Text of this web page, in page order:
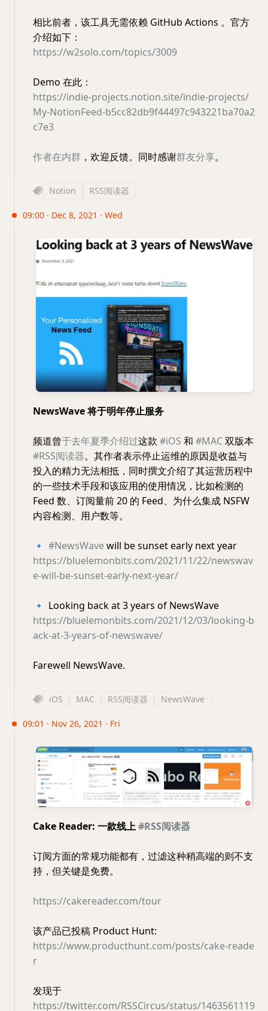
相比前者，该工具无需依赖 GitHub Actions 。官方
介绍如下：
https://w2solo.com/topics/3009
Demo 在此：
https://indie-projects.notion.site/indie-projects/
My-NotionFeed-b5cc82db9f44497c943221ba70a2
c7e3
作者在内群 ，欢迎反馈。同时感谢群友分享。
Notion RSS阅读器
09:00 · Dec 8, 2021 · Wed
NewsWave 将于明年停止服务
频道曾于去年夏季介绍过这款 #iOS 和 #MAC双版本
#RSS阅读器。其作者表示停止运维的原因是收益与
投入的精力无法相抵，同时撰文介绍了其运营历程中
的一些技术手段和该应用的使用情况，比如检测的
Feed 数、订阅量前 20 的 Feed、为什么集成 NSFW
内容检测、用户数等。
🔹 #NewsWavewill be sunset early next year
https://bluelemonbits.com/2021/11/22/newswav
e-will-be-sunset-early-next-year/
🔹
Looking back at 3 years of NewsWave
https://bluelemonbits.com/2021/12/03/looking-b
ack-at-3-years-of-newswave/
Farewell NewsWave.
iOS MAC RSS阅读器 NewsWave
09:01 · Nov 26, 2021 · Fri
Cake Reader: 一款线上#RSS阅读器
订阅方面的常规功能都有，过滤这种稍高端的则不支
持，但关键是免费。
https://cakereader.com/tour
该产品已投稿 Product Hunt:
https://www.producthunt.com/posts/cake-reade
r
发现于
https://twitter.com/RSSCircus/status/1463561119